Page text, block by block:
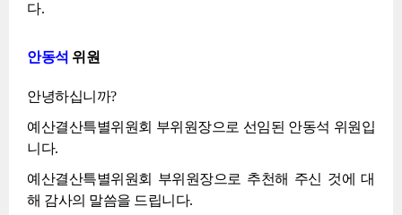
다.
안동석 위원
안녕하십니까?
예산결산특별위원회 부위원장으로 선임된 안동석 위원입
니다.
예산결산특별위원회 부위원장으로 추천해 주신 것에 대
해 감사의 말씀을 드립니다.